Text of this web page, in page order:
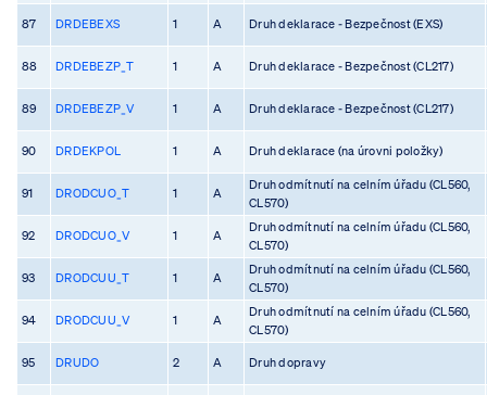
87 DRDEBEXS 1 A Druh deklarace - Bezpečnost (EXS)
88 DRDEBEZP_T 1 A Druh deklarace - Bezpečnost (CL217)
89 DRDEBEZP_V 1 A Druh deklarace - Bezpečnost (CL217)
90 DRDEKPOL 1 A Druh deklarace (na úrovni položky)
91 DRODCUO_T 1 A
Druh odmítnutí na celním úřadu (CL560,
CL570)
92 DRODCUO_V 1 A
Druh odmítnutí na celním úřadu (CL560,
CL570)
93 DRODCUU_T 1 A
Druh odmítnutí na celním úřadu (CL560,
CL570)
94 DRODCUU_V 1 A
Druh odmítnutí na celním úřadu (CL560,
CL570)
95 DRUDO 2 A Druh dopravy